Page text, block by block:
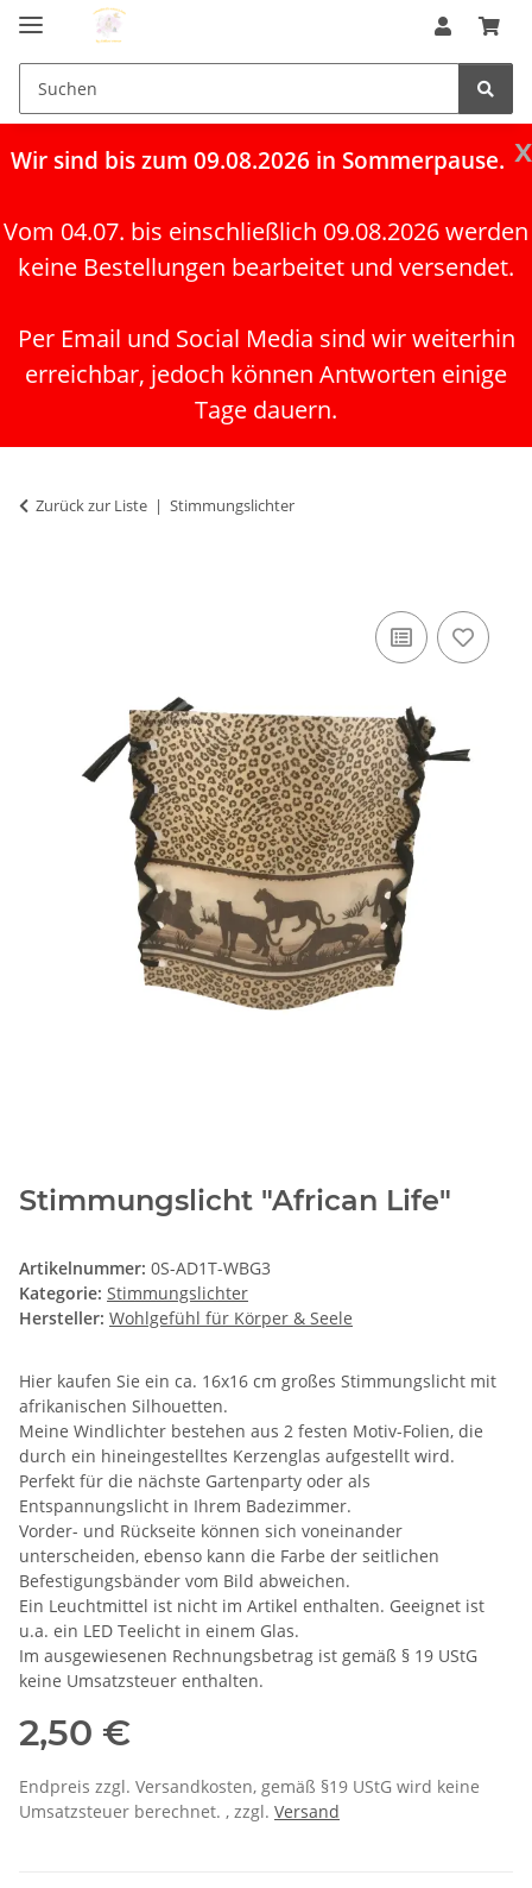
x
Wir sind bis zum 09.08.2026 in Sommerpause.
Vom 04.07. bis einschließlich 09.08.2026 werden
keine Bestellungen bearbeitet und versendet.
Per Email und Social Media sind wir weiterhin
erreichbar, jedoch können Antworten einige
Tage dauern.
Zurück zur Liste Stimmungslichter
Stimmungslicht "African Life"
Artikelnummer: 0S-AD1T-WBG3
Kategorie: Stimmungslichter
Hersteller: Wohlgefühl für Körper & Seele
Hier kaufen Sie ein ca. 16x16 cm großes Stimmungslicht mit
afrikanischen Silhouetten.
Meine Windlichter bestehen aus 2 festen Motiv-Folien, die
durch ein hineingestelltes Kerzenglas aufgestellt wird.
Perfekt für die nächste Gartenparty oder als
Entspannungslicht in Ihrem Badezimmer.
Vorder- und Rückseite können sich voneinander
unterscheiden, ebenso kann die Farbe der seitlichen
Befestigungsbänder vom Bild abweichen.
Ein Leuchtmittel ist nicht im Artikel enthalten. Geeignet ist
u.a. ein LED Teelicht in einem Glas.
Im ausgewiesenen Rechnungsbetrag ist gemäß § 19 UStG
keine Umsatzsteuer enthalten.
2,50 €
Endpreis zzgl. Versandkosten, gemäß §19 UStG wird keine
Umsatzsteuer berechnet. , zzgl. Versand